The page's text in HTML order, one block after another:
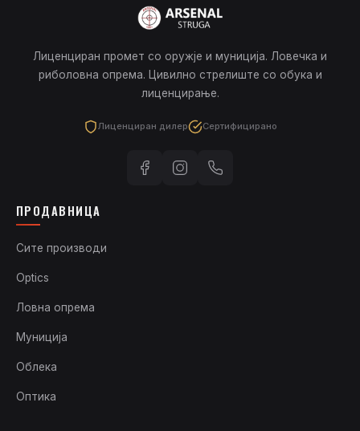
Лиценциран промет со оружје и муниција. Ловечка и
риболовна опрема. Цивилно стрелиште со обука и
лиценцирање.
Лиценциран дилер Сертифицирано
ПРОДАВНИЦА
Сите производи
Optics
Ловна опрема
Муниција
Облека
Оптика